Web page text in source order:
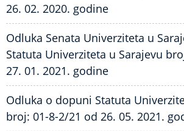
26. 02. 2020. godine
Odluka Senata Univerziteta u
Statuta Univerziteta u Sarajevu
27. 01. 2021. godine
Odluka o dopuni Statuta
broj: 01-8-2/21 od 26. 05. 2021.